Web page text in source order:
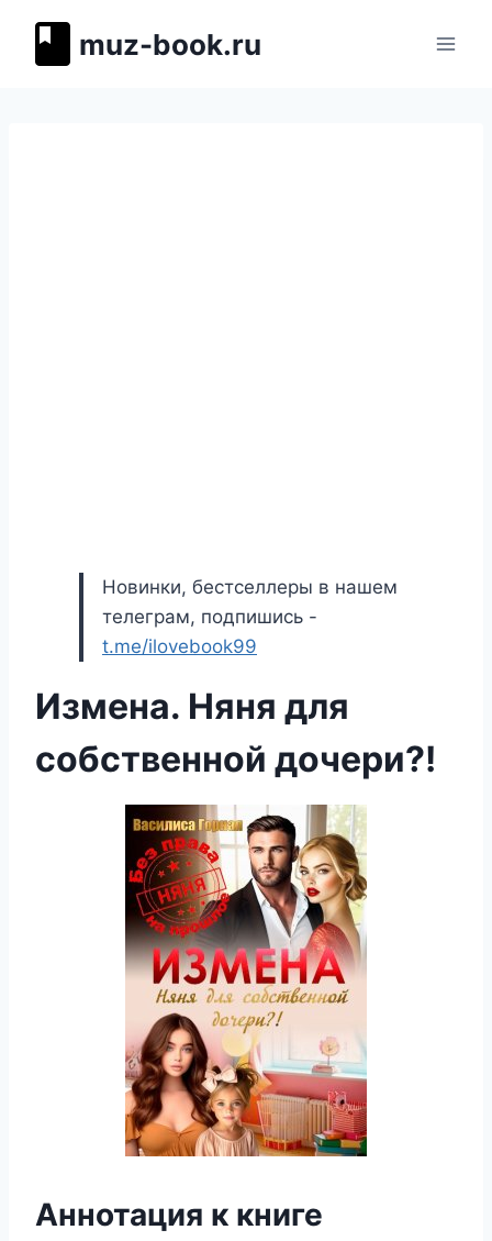
muz-book.ru
Новинки, бестселлеры в нашем
телеграм, подпишись -
t.me/ilovebook99
Измена. Няня для
собственной дочери?!
Аннотация к книге